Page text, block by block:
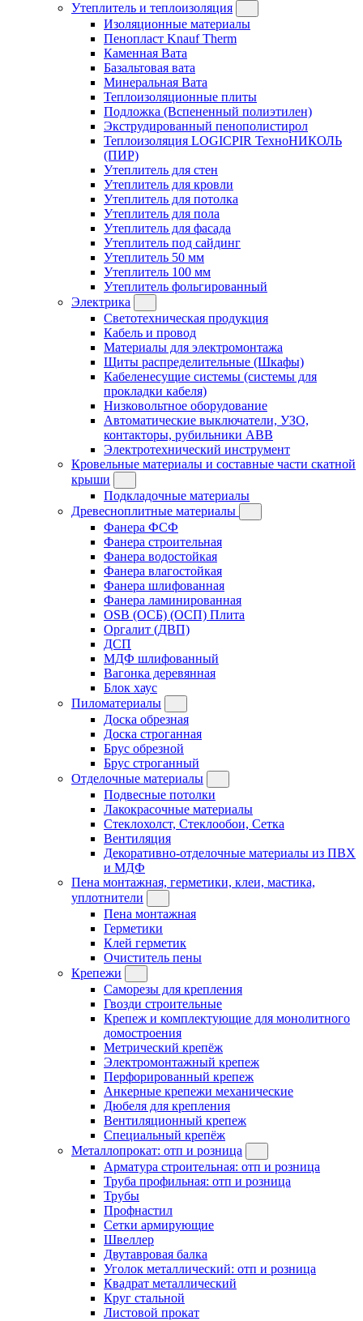
Утеплитель и теплоизоляция
Изоляционные материалы
Пенопласт Knauf Therm
Каменная Вата
Базальтовая вата
Минеральная Вата
Теплоизоляционные плиты
Подложка (Вспененный полиэтилен)
Экструдированный пенополистирол
Теплоизоляция LOGICPIR ТехноНИКОЛЬ
(ПИР)
Утеплитель для стен
Утеплитель для кровли
Утеплитель для потолка
Утеплитель для пола
Утеплитель для фасада
Утеплитель под сайдинг
Утеплитель 50 мм
Утеплитель 100 мм
Утеплитель фольгированный
Электрика
Светотехническая продукция
Кабель и провод
Материалы для электромонтажа
Щиты распределительные (Шкафы)
Кабеленесущие системы (системы для
прокладки кабеля)
Низковольтное оборудование
Автоматические выключатели, УЗО,
контакторы, рубильники ABB
Электротехнический инструмент
Кровельные материалы и составные части скатной
крыши
Подкладочные материалы
Древесноплитные материалы
Фанера ФСФ
Фанера строительная
Фанера водостойкая
Фанера влагостойкая
Фанера шлифованная
Фанера ламинированная
OSB (ОСБ) (ОСП) Плита
Оргалит (ДВП)
ДСП
МДФ шлифованный
Вагонка деревянная
Блок хаус
Пиломатериалы
Доска обрезная
Доска строганная
Брус обрезной
Брус строганный
Отделочные материалы
Подвесные потолки
Лакокрасочные материалы
Стеклохолст, Стеклообои, Сетка
Вентиляция
Декоративно-отделочные материалы из ПВХ
и МДФ
Пена монтажная, герметики, клеи, мастика,
уплотнители
Пена монтажная
Герметики
Клей герметик
Очиститель пены
Крепежи
Саморезы для крепления
Гвозди строительные
Крепеж и комплектующие для монолитного
домостроения
Метрический крепёж
Электромонтажный крепеж
Перфорированный крепеж
Анкерные крепежи механические
Дюбеля для крепления
Вентиляционный крепеж
Специальный крепёж
Металлопрокат: отп и розница
Арматура строительная: отп и розница
Труба профильная: отп и розница
Трубы
Профнастил
Сетки армирующие
Швеллер
Двутавровая балка
Уголок металлический: отп и розница
Квадрат металлический
Круг стальной
Листовой прокат